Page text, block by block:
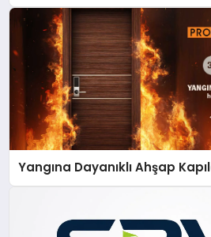
Yangına Dayanıklı Ahşap